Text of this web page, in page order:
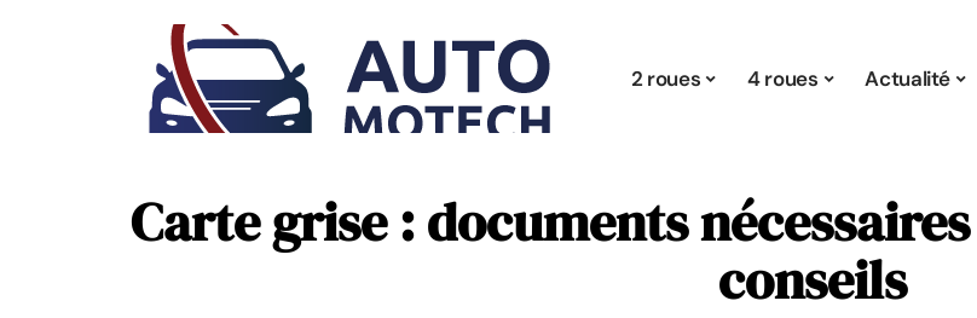
2 roues 4 roues Actualité
Carte grise : documents
conseils